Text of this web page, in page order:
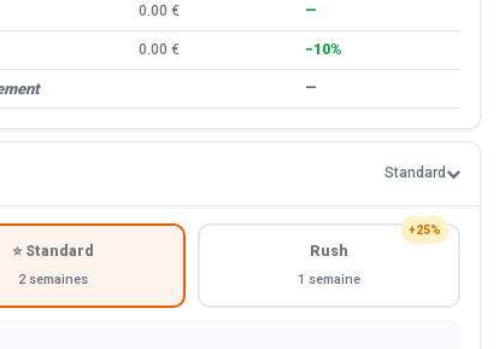
0.00 € —
0.00 € −10%
—
Standard
⭐ Standard
2 semaines
+25%
Rush
1 semaine